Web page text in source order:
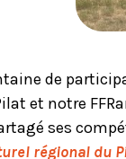
de
et notre
ses
régional du